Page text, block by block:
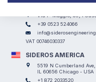
SIDEROS
Via I° Maggio, 69, I
+39 0523 524066
VAT 00746030337
SIDEROS AMERICA
5519 N Cumberland Ave,
IL 60656 Chicago - USA
+1 872 2033520